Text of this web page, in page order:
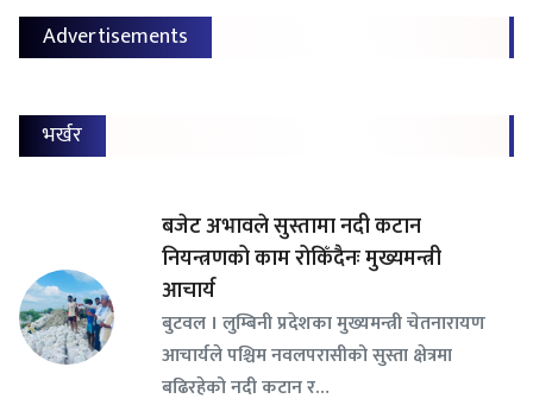
Advertisements
भर्खर
बजेट अभावले सुस्तामा नदी कटान
नियन्त्रणको काम रोकिँदैनः मुख्यमन्त्री
आचार्य
बुटवल । लुम्बिनी प्रदेशका मुख्यमन्त्री चेतनारायण
आचार्यले पश्चिम नवलपरासीको सुस्ता क्षेत्रमा
बढिरहेको नदी कटान र…